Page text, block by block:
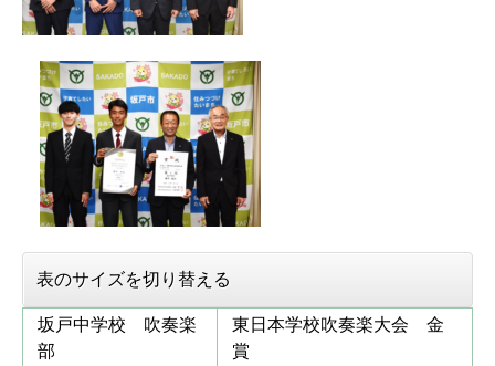
表のサイズを切り替える
坂戸中学校 吹奏楽
部
東日本学校吹奏楽大会 金
賞